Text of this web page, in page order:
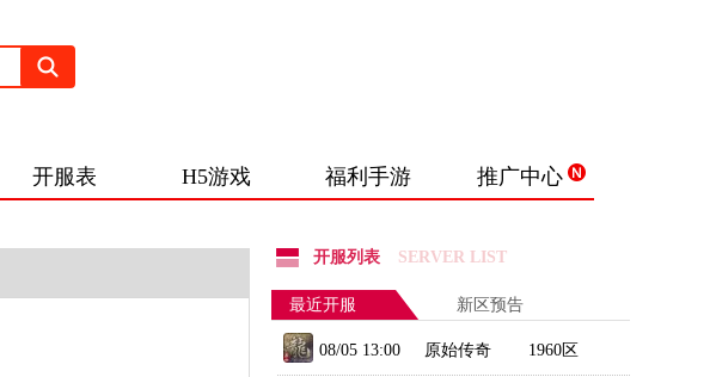
开服表 H5游戏 福利手游 推广中心
开服列表 SERVER LIST
最近开服
08/05 13:00 原始传奇 1960区
新区预告